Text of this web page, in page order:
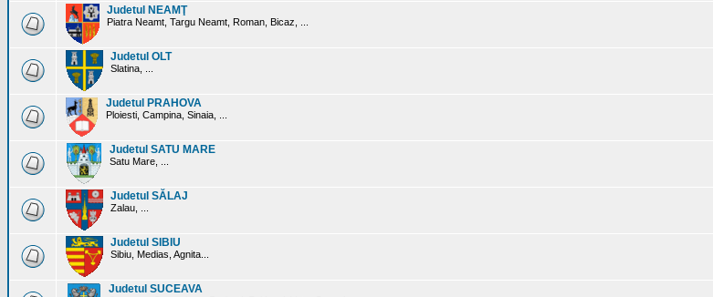
Judetul NEAMŢ
Piatra Neamt, Targu Neamt, Roman, Bicaz, ...
Judetul OLT
Slatina, ...
Judetul PRAHOVA
Ploiesti, Campina, Sinaia, ...
Judetul SATU MARE
Satu Mare, ...
Judetul SĂLAJ
Zalau, ...
Judetul SIBIU
Sibiu, Medias, Agnita...
Judetul SUCEAVA